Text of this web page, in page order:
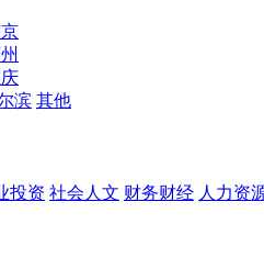
滨 其他
投资 社会人文 财务财经 人力资